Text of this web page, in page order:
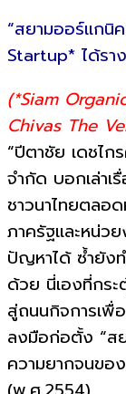
“สยามออร์แกนิ
Startup* ได้รา
(*Siam
Chivas The
“ปีตาชัย เดชไ
จำกัด บอกเล่าเ
ชาวนาไทยตลอ
ภาครัฐและหน่ว
ปัญหาได้ ซ้ำยังท
ด้วย นี่เองที่กระ
สู่ถนนกิจการเพื่
ลงมือก่อตั้ง “ส
ความยากจนขอ